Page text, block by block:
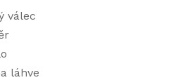
válec
láhve